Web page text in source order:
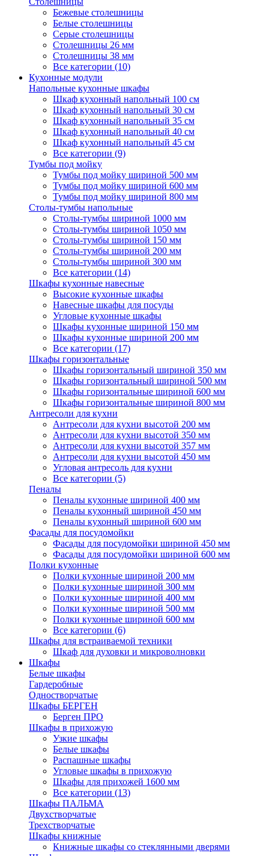
Бежевые столешницы
Белые столешницы
Серые столешницы
Столешницы 26 мм
Столешницы 38 мм
Все категории (10)
Кухонные модули
Напольные кухонные шкафы
Шкаф кухонный напольный 100 см
Шкаф кухонный напольный 30 см
Шкаф кухонный напольный 35 см
Шкаф кухонный напольный 40 см
Шкаф кухонный напольный 45 см
Все категории (9)
Тумбы под мойку
Тумбы под мойку шириной 500 мм
Тумбы под мойку шириной 600 мм
Тумбы под мойку шириной 800 мм
Столы-тумбы напольные
Столы-тумбы шириной 1000 мм
Столы-тумбы шириной 1050 мм
Столы-тумбы шириной 150 мм
Столы-тумбы шириной 200 мм
Столы-тумбы шириной 300 мм
Все категории (14)
Шкафы кухонные навесные
Высокие кухонные шкафы
Навесные шкафы для посуды
Угловые кухонные шкафы
Шкафы кухонные шириной 150 мм
Шкафы кухонные шириной 200 мм
Все категории (17)
Шкафы горизонтальные
Шкафы горизонтальный шириной 350 мм
Шкафы горизонтальный шириной 500 мм
Шкафы горизонтальные шириной 600 мм
Шкафы горизонтальные шириной 800 мм
Антресоли для кухни
Антресоли для кухни высотой 200 мм
Антресоли для кухни высотой 350 мм
Антресоли для кухни высотой 357 мм
Антресоли для кухни высотой 450 мм
Угловая антресоль для кухни
Все категории (5)
Пеналы
Пеналы кухонные шириной 400 мм
Пеналы кухонный шириной 450 мм
Пеналы кухонный шириной 600 мм
Фасады для посудомойки
Фасады для посудомойки шириной 450 мм
Фасады для посудомойки шириной 600 мм
Полки кухонные
Полки кухонные шириной 200 мм
Полки кухонные шириной 300 мм
Полки кухонные шириной 400 мм
Полки кухонные шириной 500 мм
Полки кухонные шириной 600 мм
Все категории (6)
Шкафы для встраиваемой техники
Шкаф для духовки и микроволновки
Шкафы
Белые шкафы
Гардеробные
Одностворчатые
Шкафы БЕРГЕН
Берген ПРО
Шкафы в прихожую
Узкие шкафы
Белые шкафы
Распашные шкафы
Угловые шкафы в прихожую
Шкафы для прихожей 1600 мм
Все категории (13)
Шкафы ПАЛЬМА
Двухстворчатые
Трехстворчатые
Шкафы книжные
Книжные шкафы со стеклянными дверями